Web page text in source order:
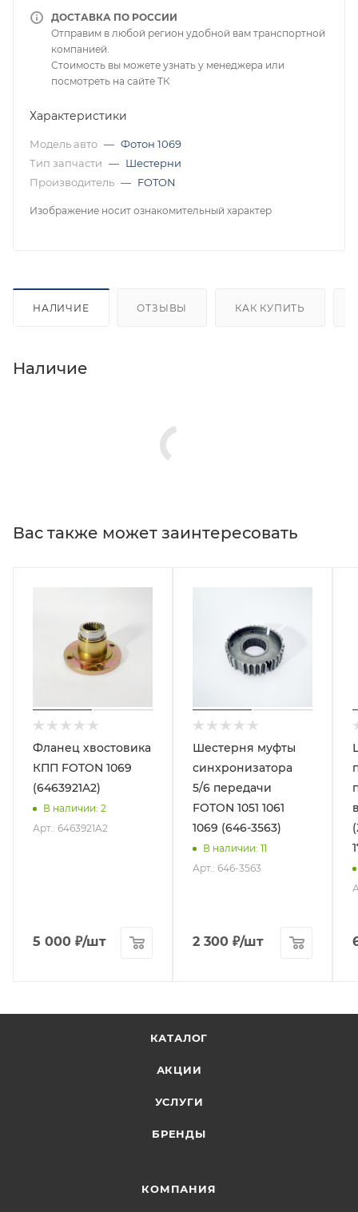
ДОСТАВКА ПО РОССИИ
Отправим в любой регион удобной вам транспортной
компанией.
Стоимость вы можете узнать у менеджера или
посмотреть на сайте ТК
Характеристики
Модель авто — Фотон 1069
Тип запчасти — Шестерни
Производитель — FOTON
Изображение носит ознакомительный характер
НАЛИЧИЕ ОТЗЫВЫ КАК КУПИТЬ
Наличие
Вас также может заинтересовать
Фланец хвостовика
КПП FOTON 1069
(6463921A2)
В наличии: 2
Арт.: 6463921A2
5 000 ₽/шт
Шестерня муфты
синхронизатора
5/6 передачи
FOTON 1051 1061
1069 (646-3563)
В наличии: 11
Арт.: 646-3563
2 300 ₽/шт
КАТАЛОГ
АКЦИИ
УСЛУГИ
БРЕНДЫ
КОМПАНИЯ